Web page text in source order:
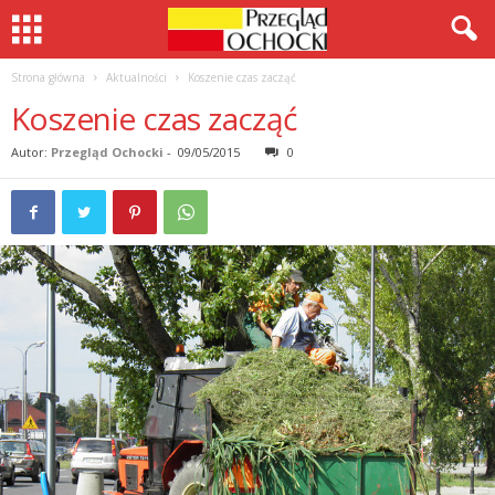
Strona główna Aktualności Koszenie czas zacząć
Koszenie czas zacząć
Autor: Przegląd Ochocki - 09/05/2015 0